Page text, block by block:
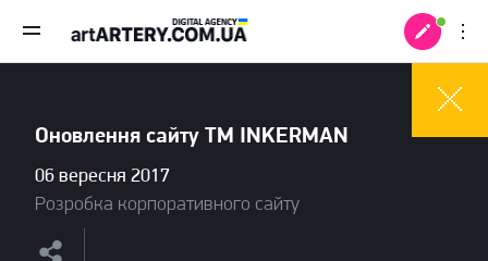
Оновлення сайту TM INKERMAN
06 вересня 2017
Розробка корпоративного сайту